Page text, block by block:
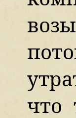
что